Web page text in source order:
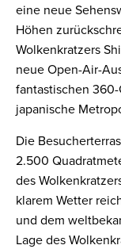
eine neue
Höhen
Wolkenkratzers
neue Open-Air-
fantastischen
japanische
Die
2.500
des
klarem Wetter
und dem
Lage des